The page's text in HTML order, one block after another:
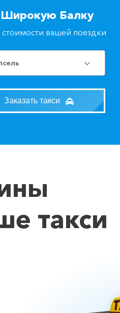
Широкую Балку
стоимости вашей поездки
Заказать такси
такси